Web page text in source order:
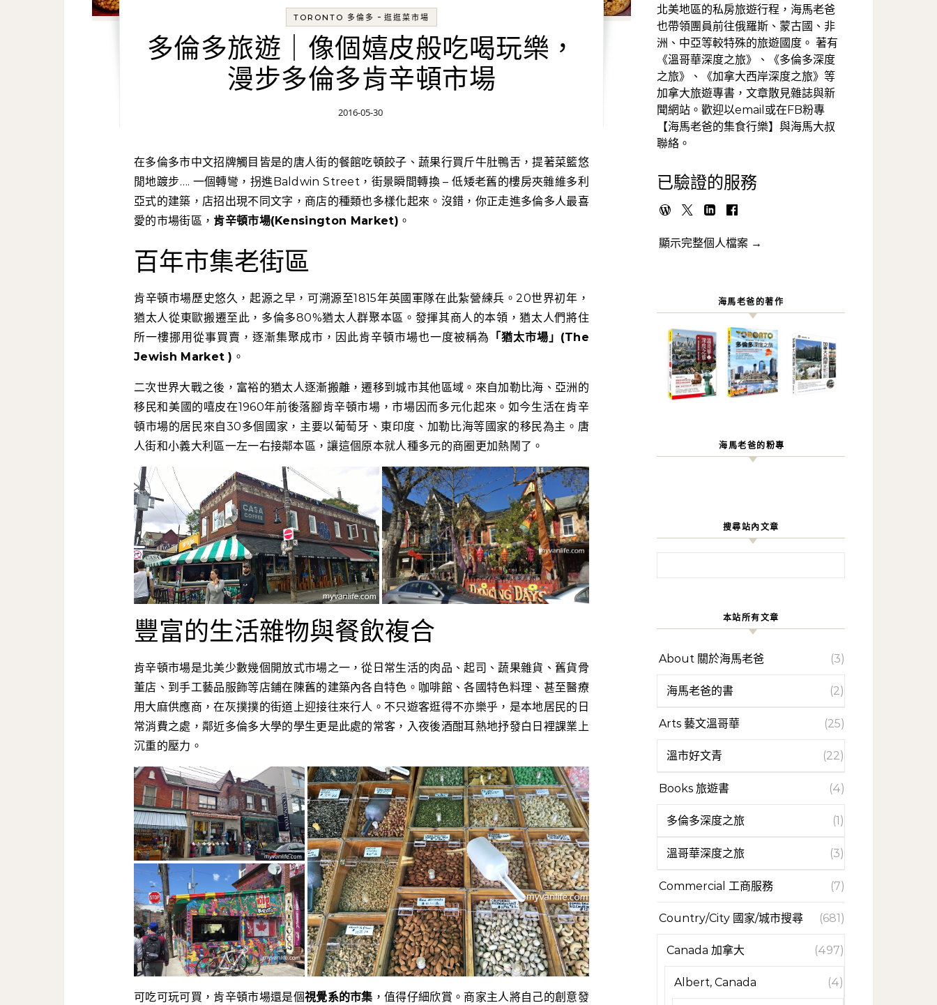
TORONTO 多倫多 - 逛逛菜市場
多倫多旅遊｜像個嬉皮般吃喝玩樂，
漫步多倫多肯辛頓市場
2016-05-30
在多倫多市中文招牌觸目皆是的唐人街的餐館吃頓餃子、蔬果行買斤牛肚鴨舌，提著菜籃悠
閒地踱步…. 一個轉彎，拐進Baldwin Street，街景瞬間轉換 – 低矮老舊的樓房夾雜維多利
亞式的建築，店招出現不同文字，商店的種類也多樣化起來。沒錯，你正走進多倫多人最喜
愛的市場街區， 肯辛頓市場(Kensington Market) 。
百年市集老街區
肯辛頓市場歷史悠久，起源之早，可溯源至1815年英國軍隊在此紮營練兵。20世界初年，
猶太人從東歐搬遷至此，多倫多80%猶太人群聚本區。發揮其商人的本領，猶太人們將住
所一樓挪用從事買賣，逐漸集聚成市，因此肯辛頓市場也一度被稱為 「猶太市場」(The
Jewish Market ) 。
二次世界大戰之後，富裕的猶太人逐漸搬離，遷移到城市其他區域。來自加勒比海、亞洲的
移民和美國的嘻皮在1960年前後落腳肯辛頓市場，市場因而多元化起來。如今生活在肯辛
頓市場的居民來自30多個國家，主要以葡萄牙、東印度、加勒比海等國家的移民為主。唐
人街和小義大利區一左一右接鄰本區，讓這個原本就人種多元的商圈更加熱鬧了。
豐富的生活雜物與餐飲複合
肯辛頓市場是北美少數幾個開放式市場之一，從日常生活的肉品、起司、蔬果雜貨、舊貨骨
董店、到手工藝品服飾等店鋪在陳舊的建築內各自特色。咖啡館、各國特色料理、甚至醫療
用大麻供應商，在灰撲撲的街道上迎接往來行人。不只遊客逛得不亦樂乎，是本地居民的日
常消費之處，鄰近多倫多大學的學生更是此處的常客，入夜後酒酣耳熱地抒發白日裡課業上
沉重的壓力。
可吃可玩可買，肯辛頓市場還是個視覺系的市集 ，值得仔細欣賞。商家主人將自己的創意發
北美地區的私房旅遊行程，海馬老爸
也帶領團員前往俄羅斯、蒙古國、非
洲、中亞等較特殊的旅遊國度。 著有
《溫哥華深度之旅》、《多倫多深度
之旅》、《加拿大西岸深度之旅》等
加拿大旅遊專書，文章散見雜誌與新
聞網站。歡迎以email或在FB粉專
【海馬老爸的集食行樂】與海馬大叔
聯絡。
已驗證的服務
顯示完整個人檔案 →
海馬老爸的著作
海馬老爸的粉專
搜尋站內文章
本站所有文章
About 關於海馬老爸 (3)
海馬老爸的書 (2)
Arts 藝文溫哥華 (25)
溫市好文青 (22)
Books 旅遊書 (4)
多倫多深度之旅 (1)
溫哥華深度之旅 (3)
Commercial 工商服務 (7)
Country/City 國家/城市搜尋 (681)
Canada 加拿大 (497)
Albert, Canada (4)